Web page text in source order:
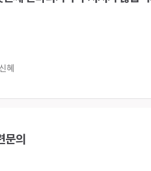
혜
문의